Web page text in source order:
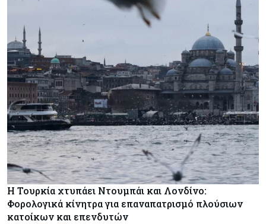
Η Τουρκία χτυπάει Ντουμπάι και Λονδίνο:
Φορολογικά κίνητρα για επαναπατρισμό πλούσιων
κατοίκων και επενδυτών